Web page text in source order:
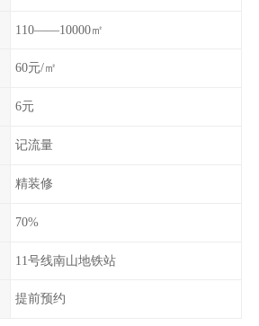
110——10000㎡
60元/㎡
6元
记流量
精装修
70%
11号线南山地铁站
提前预约